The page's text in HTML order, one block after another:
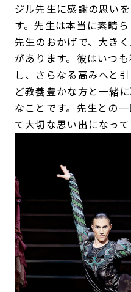
ジル先生に感謝の思い
す。先生は本当に素晴
先生のおかげで、大き
があります。彼はいつ
し、さらなる高みへと
ど教養豊かな方と一緒
なことです。先生との
て大切な思い出になって